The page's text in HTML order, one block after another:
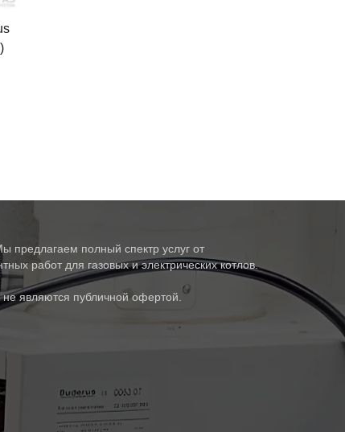
предлагаем полный спектр услуг от
работ для газовых и электрических котлов.
являются публичной офертой.